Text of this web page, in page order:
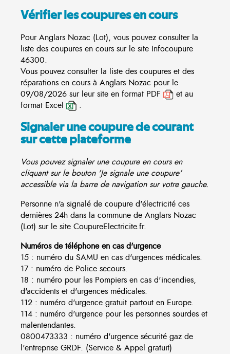
Vérifier les coupures en cours
Pour Anglars Nozac (Lot), vous pouvez consulter la
liste des coupures en cours sur le site Infocoupure
46300.
Vous pouvez consulter la liste des coupures et des
réparations en cours à Anglars Nozac pour le
09/08/2026 sur leur site en format PDF
et au
format Excel
.
Signaler une coupure de courant
sur cette plateforme
Vous pouvez signaler une coupure en cours en
cliquant sur le bouton 'Je signale une coupure'
accessible via la barre de navigation sur votre gauche.
Personne n'a signalé de coupure d'électricité ces
dernières 24h dans la commune de Anglars Nozac
(Lot) sur le site CoupureElectricite.fr.
Numéros de téléphone en cas d'urgence
15 : numéro du SAMU en cas d'urgences médicales.
17 : numéro de Police secours.
18 : numéro pour les Pompiers en cas d'incendies,
d'accidents et d'urgences médicales.
112 : numéro d'urgence gratuit partout en Europe.
114 : numéro d'urgence pour les personnes sourdes et
malentendantes.
0800473333 : numéro d'urgence sécurité gaz de
l'entreprise GRDF. (Service & Appel gratuit)